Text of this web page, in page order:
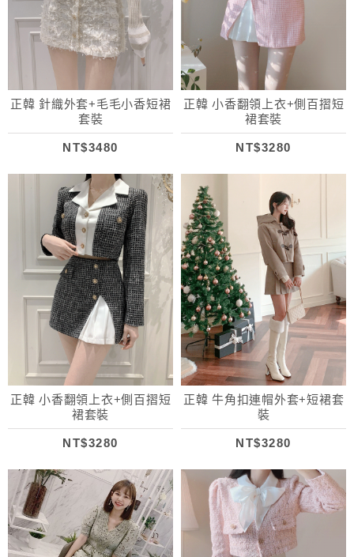
正韓 針織外套+毛毛小香短裙
套裝
NT$3480
正韓 小香翻領上衣+側百摺短
裙套裝
NT$3280
正韓 小香翻領上衣+側百摺短
裙套裝
NT$3280
正韓 牛角扣連帽外套+短裙套
裝
NT$3280